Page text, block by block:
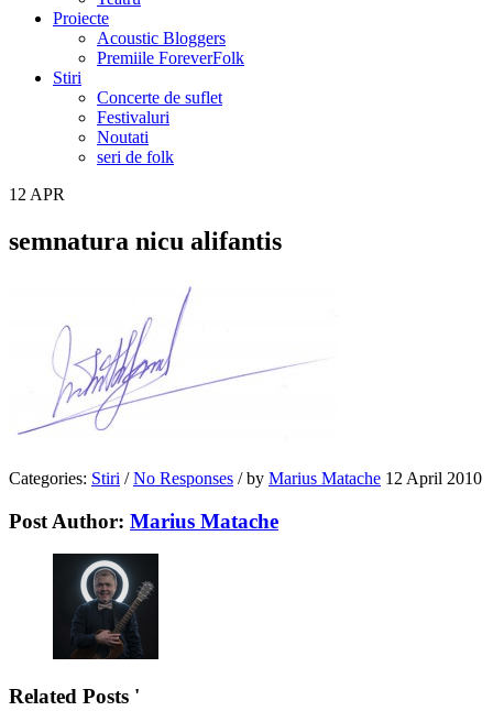
Proiecte
Acoustic Bloggers
Premiile ForeverFolk
Stiri
Concerte de suflet
Festivaluri
Noutati
seri de folk
12 APR
semnatura nicu alifantis
Categories: Stiri / No Responses /by Marius Matache 12 April 2010
Post Author: Marius Matache
Related Posts '